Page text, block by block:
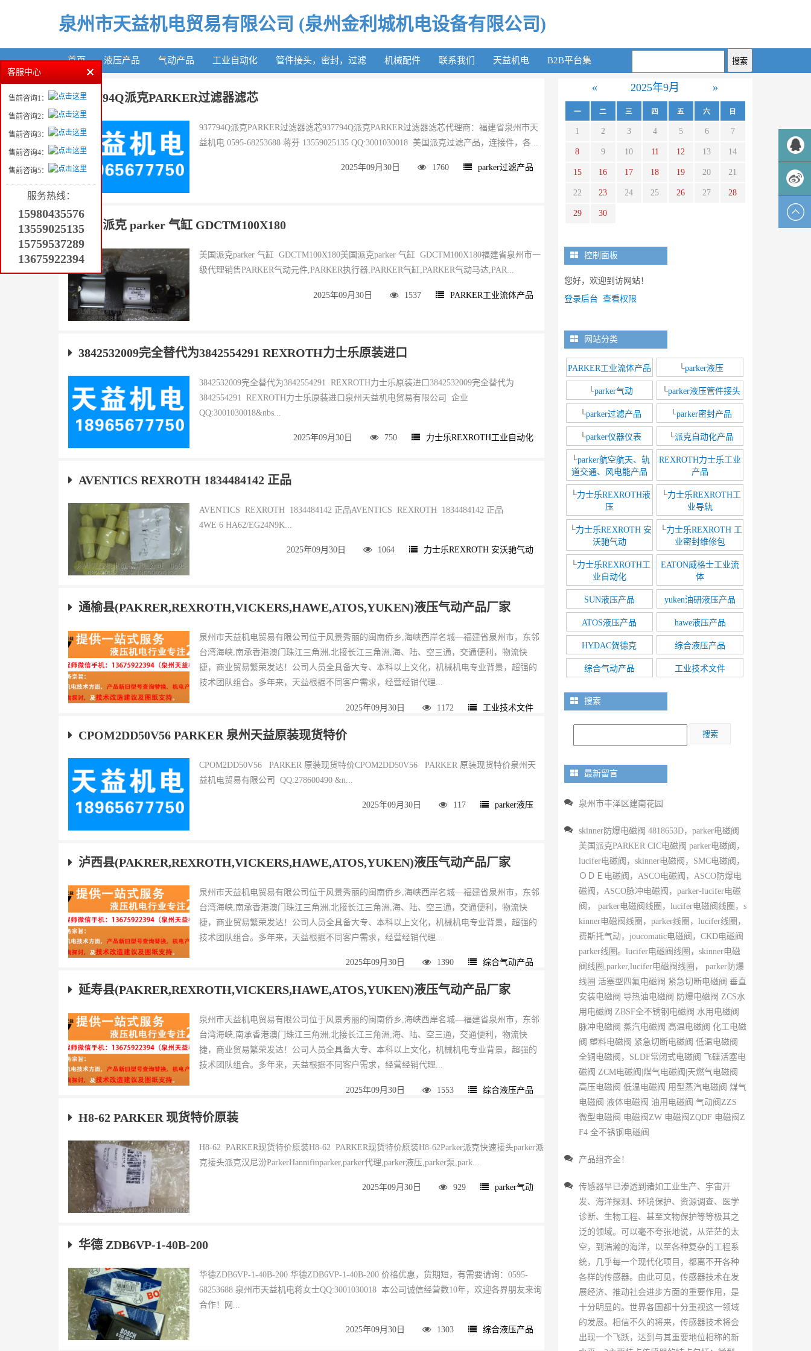
泉州市天益机电贸易有限公司 (泉州金利城机电设备有限公司)
首页 液压产品 气动产品 工业自动化 管件接头，密封，过滤 机械配件 联系我们 天益机电 B2B平台集
937794Q派克PARKER过滤器滤芯
937794Q派克PARKER过滤器滤芯937794Q派克PARKER过滤器滤芯代理商：福建省泉州市天
益机电 0595-68253688 蒋芬 13559025135 QQ:3001030018 美国派克过滤产品，连接件，各...
2025年09月30日 1760 parker过滤产品
美国派克 parker 气缸 GDCTM100X180
美国派克parker 气缸 GDCTM100X180美国派克parker 气缸 GDCTM100X180福建省泉州市一
级代理销售PARKER气动元件,PARKER执行器,PARKER气缸,PARKER气动马达,PAR...
2025年09月30日 1537 PARKER工业流体产品
3842532009完全替代为3842554291 REXROTH力士乐原装进口
3842532009完全替代为3842554291 REXROTH力士乐原装进口3842532009完全替代为
3842554291 REXROTH力士乐原装进口泉州天益机电贸易有限公司 企业
QQ:3001030018&nbs...
2025年09月30日 750 力士乐REXROTH工业自动化
AVENTICS REXROTH 1834484142 正品
AVENTICS REXROTH 1834484142 正品AVENTICS REXROTH 1834484142 正品
4WE 6 HA62/EG24N9K...
2025年09月30日 1064 力士乐REXROTH 安沃驰气动
通榆县(PAKRER,REXROTH,VICKERS,HAWE,ATOS,YUKEN)液压气动产品厂家
泉州市天益机电贸易有限公司位于风景秀丽的闽南侨乡,海峡西岸名城—福建省泉州市，东邻
台湾海峡,南承香港澳门珠江三角洲,北接长江三角洲,海、陆、空三通，交通便利，物流快
捷，商业贸易繁荣发达！公司人员全具备大专、本科以上文化，机械机电专业背景，超强的
技术团队组合。多年来，天益根据不同客户需求，经营经销代理...
2025年09月30日 1172 工业技术文件
CPOM2DD50V56 PARKER 泉州天益原装现货特价
CPOM2DD50V56 PARKER 原装现货特价CPOM2DD50V56 PARKER 原装现货特价泉州天
益机电贸易有限公司 QQ:278600490 &n...
2025年09月30日 117 parker液压
泸西县(PAKRER,REXROTH,VICKERS,HAWE,ATOS,YUKEN)液压气动产品厂家
泉州市天益机电贸易有限公司位于风景秀丽的闽南侨乡,海峡西岸名城—福建省泉州市，东邻
台湾海峡,南承香港澳门珠江三角洲,北接长江三角洲,海、陆、空三通，交通便利，物流快
捷，商业贸易繁荣发达！公司人员全具备大专、本科以上文化，机械机电专业背景，超强的
技术团队组合。多年来，天益根据不同客户需求，经营经销代理...
2025年09月30日 1390 综合气动产品
延寿县(PAKRER,REXROTH,VICKERS,HAWE,ATOS,YUKEN)液压气动产品厂家
泉州市天益机电贸易有限公司位于风景秀丽的闽南侨乡,海峡西岸名城—福建省泉州市，东邻
台湾海峡,南承香港澳门珠江三角洲,北接长江三角洲,海、陆、空三通，交通便利，物流快
捷，商业贸易繁荣发达！公司人员全具备大专、本科以上文化，机械机电专业背景，超强的
技术团队组合。多年来，天益根据不同客户需求，经营经销代理...
2025年09月30日 1553 综合液压产品
H8-62 PARKER 现货特价原装
H8-62 PARKER现货特价原装H8-62 PARKER现货特价原装H8-62Parker派克快速接头parker派
克接头派克汉尼汾ParkerHannifinparker,parker代理,parker液压,parker泵,park...
2025年09月30日 929 parker气动
华德 ZDB6VP-1-40B-200
华德ZDB6VP-1-40B-200 华德ZDB6VP-1-40B-200 价格优惠，货期短，有需要请询：0595-
68253688 泉州市天益机电蒋女士QQ:3001030018 本公司诚信经营数10年，欢迎各界朋友来询
合作！网...
2025年09月30日 1303 综合液压产品
« 2025年9月 »
一 二 三 四 五 六 日
1 2 3 4 5 6 7
8 9 10 11 12 13 14
15 16 17 18 19 20 21
22 23 24 25 26 27 28
29 30
控制面板
您好，欢迎到访网站！
登录后台 查看权限
网站分类
PARKER工业流体产品 └parker液压
└parker气动 └parker液压管件接头
└parker过滤产品 └parker密封产品
└parker仪器仪表 └派克自动化产品
└parker航空航天、轨
道交通、风电能产品
REXROTH力士乐工业
产品
└力士乐REXROTH液
压
└力士乐REXROTH工
业导轨
└力士乐REXROTH 安
沃驰气动
└力士乐REXROTH 工
业密封维修包
└力士乐REXROTH工
业自动化
EATON威格士工业流
体
SUN液压产品 yuken油研液压产品
ATOS液压产品 hawe液压产品
HYDAC贺德克 综合液压产品
综合气动产品 工业技术文件
搜索
最新留言
泉州市丰泽区建南花园
skinner防爆电磁阀 4818653D，parker电磁阀
美国派克PARKER CIC电磁阀 parker电磁阀，
lucifer电磁阀，skinner电磁阀，SMC电磁阀，
ＯＤＥ电磁阀，ASCO电磁阀，ASCO防爆电
磁阀，ASCO脉冲电磁阀，parker-lucifer电磁
阀， parker电磁阀线圈，lucifer电磁阀线圈，s
kinner电磁阀线圈，parker线圈，lucifer线圈，
费斯托气动，joucomatic电磁阀，CKD电磁阀
parker线圈。lucifer电磁阀线圈，skinner电磁
阀线圈,parker,lucifer电磁阀线圈， parker防爆
线圈 活塞型四氟电磁阀 紧急切断电磁阀 垂直
安装电磁阀 导热油电磁阀 防爆电磁阀 ZCS水
用电磁阀 ZBSF全不锈钢电磁阀 水用电磁阀
脉冲电磁阀 蒸汽电磁阀 高温电磁阀 化工电磁
阀 塑料电磁阀 紧急切断电磁阀 低温电磁阀
全铜电磁阀，SLDF常闭式电磁阀 飞碟活塞电
磁阀 ZCM电磁阀|煤气电磁阀|天燃气电磁阀
高压电磁阀 低温电磁阀 用型蒸汽电磁阀 煤气
电磁阀 液体电磁阀 油用电磁阀 气动阀ZZS
微型电磁阀 电磁阀ZW 电磁阀ZQDF 电磁阀Z
F4 全不锈钢电磁阀
产品组齐全！
传感器早已渗透到诸如工业生产、宇宙开
发、海洋探测、环境保护、资源调查、医学
诊断、生物工程、甚至文物保护等等极其之
泛的领域。可以毫不夸张地说，从茫茫的太
空，到浩瀚的海洋，以至各种复杂的工程系
统，几乎每一个现代化项目，都离不开各种
各样的传感器。由此可见，传感器技术在发
展经济、推动社会进步方面的重要作用，是
十分明显的。世界各国都十分重视这一领域
的发展。相信不久的将来，传感器技术将会
出现一个飞跃，达到与其重要地位相称的新
QQ客服
新浪微
客服中心
售前咨询1：
售前咨询2：
售前咨询3：
售前咨询4：
售前咨询5：
服务热线：
15980435576
13559025135
15759537289
13675922394